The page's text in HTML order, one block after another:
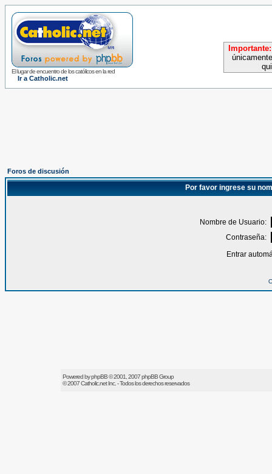
El lugar de encuentro de los católicos en la red
Ir a Catholic.net
Importante:
Foros de discusión
Por favor ingrese su
Nombre de Usuario:
Contraseña:
Entrar
Powered byphpBB© 2001, 2007 phpBB Group
© 2007Catholic.netInc. - Todos los derechos reservados